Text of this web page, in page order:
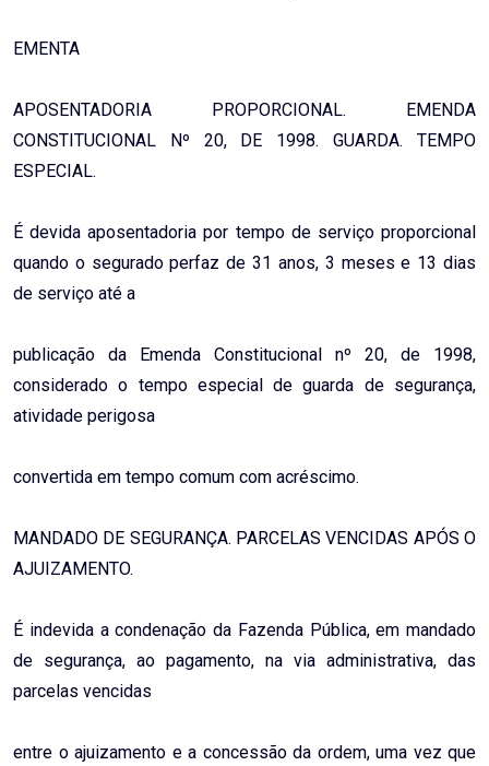
EMENTA
APOSENTADORIA PROPORCIONAL. EMENDA
CONSTITUCIONAL Nº 20, DE 1998. GUARDA. TEMPO
ESPECIAL.
É devida aposentadoria por tempo de serviço proporcional
quando o segurado perfaz de 31 anos, 3 meses e 13 dias
de serviço até a
publicação da Emenda Constitucional nº 20, de 1998,
considerado o tempo especial de guarda de segurança,
atividade perigosa
convertida em tempo comum com acréscimo.
MANDADO DE SEGURANÇA. PARCELAS VENCIDAS APÓS O
AJUIZAMENTO.
É indevida a condenação da Fazenda Pública, em mandado
de segurança, ao pagamento, na via administrativa, das
parcelas vencidas
entre o ajuizamento e a concessão da ordem, uma vez que